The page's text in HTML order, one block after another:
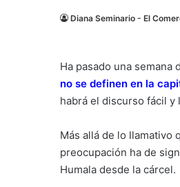
Diana Seminario - El
Ha pasado una
no se definen en la
habrá el discurso fácil y
Más allá de lo llamativo
preocupación ha de
Humala desde la cárcel.